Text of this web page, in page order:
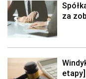
za
etapy]